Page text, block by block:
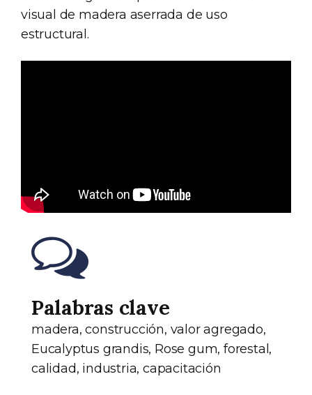
visual de madera aserrada de uso
estructural.
Palabras clave
madera, construcción, valor agregado,
Eucalyptus grandis, Rose gum, forestal,
calidad, industria, capacitación